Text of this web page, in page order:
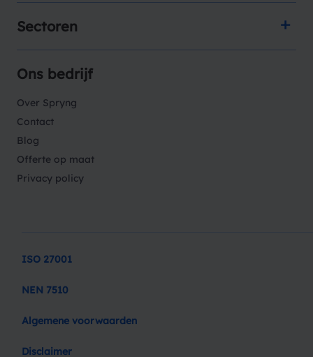
Sectoren
Ons bedrijf
Over Spryng
Contact
Blog
Offerte op maat
Privacy policy
ISO 27001
NEN 7510
Algemene voorwaarden
Disclaimer